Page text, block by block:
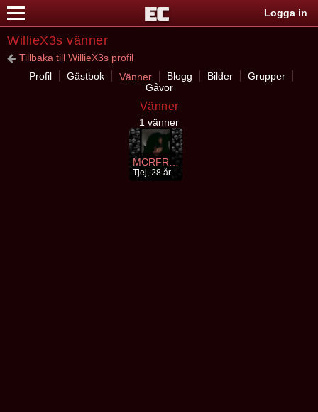
Logga in
WillieX3s vänner
Tillbaka till WillieX3s profil
Profil
Gästbok Vänner Blogg Bilder
Grupper
Gåvor
Vänner
1 vänner
MCRFRE4K
Tjej, 28 år